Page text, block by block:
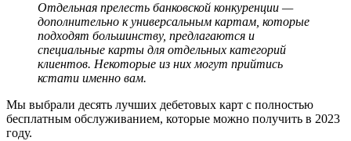
Отдельная прелесть банковской конкуренции —
дополнительно к универсальным картам, которые
подходят большинству, предлагаются и
специальные карты для отдельных категорий
клиентов. Некоторые из них могут прийтись
кстати именно вам.
Мы выбрали десять лучших дебетовых карт с полностью
бесплатным обслуживанием, которые можно получить в 2023
году.